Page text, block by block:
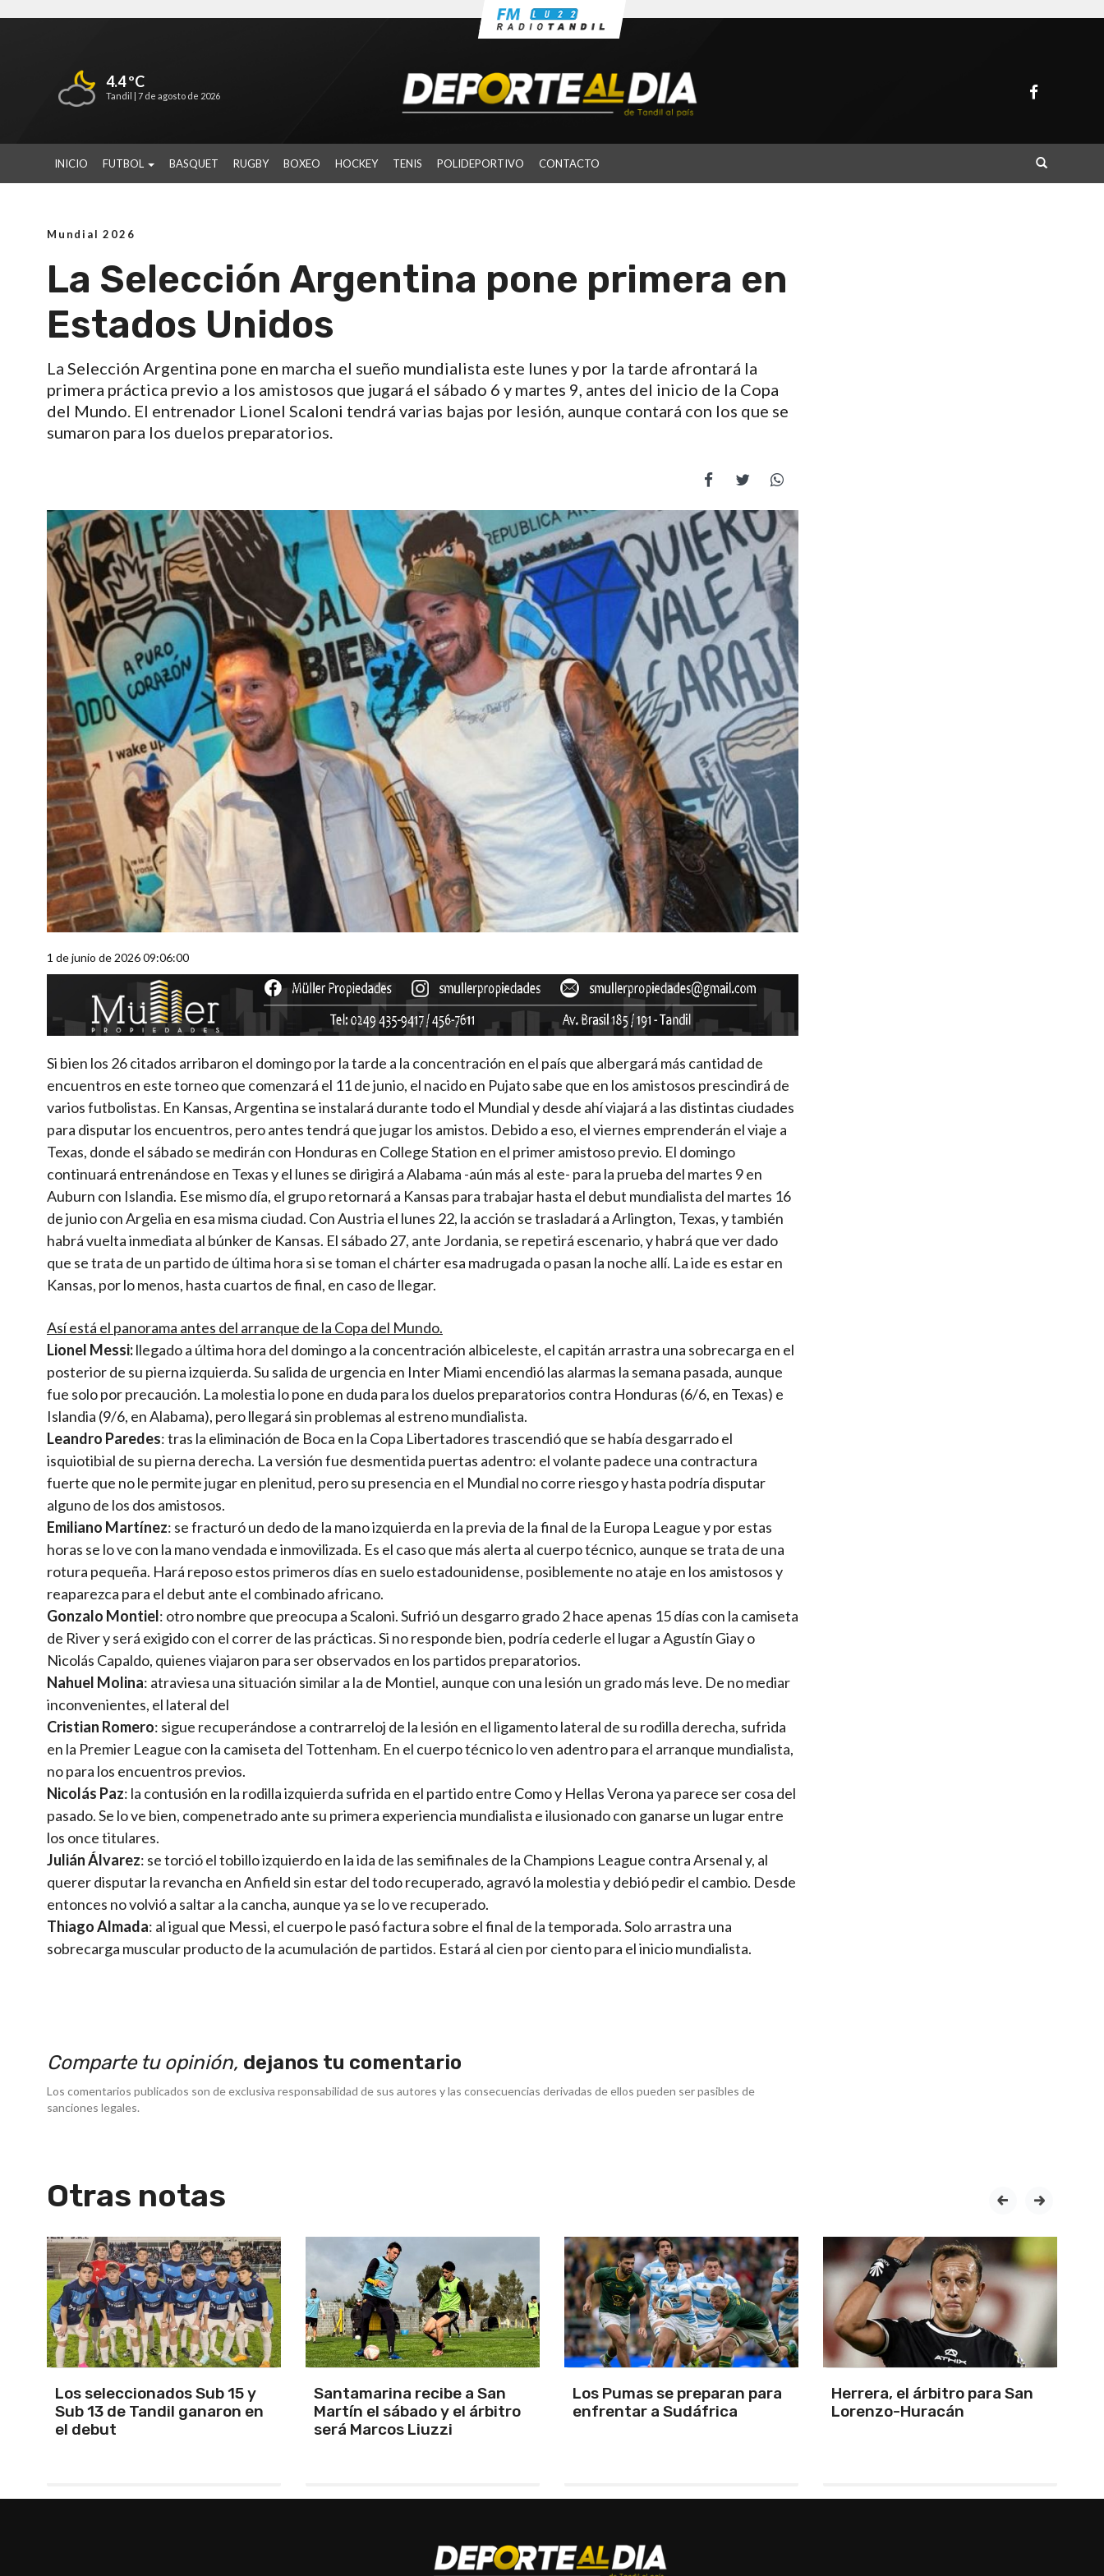
4.4 ºC
Tandil | 7 de agosto de 2026
INICIO FUTBOL BASQUET RUGBY BOXEO HOCKEY TENIS POLIDEPORTIVO CONTACTO
Mundial 2026
La Selección Argentina pone primera en
Estados Unidos
La Selección Argentina pone en marcha el sueño mundialista este lunes y por la tarde afrontará la
primera práctica previo a los amistosos que jugará el sábado 6 y martes 9, antes del inicio de la Copa
del Mundo. El entrenador Lionel Scaloni tendrá varias bajas por lesión, aunque contará con los que se
sumaron para los duelos preparatorios.
1 de junio de 2026 09:06:00
Si bien los 26 citados arribaron el domingo por la tarde a la concentración en el país que albergará más cantidad de
encuentros en este torneo que comenzará el 11 de junio, el nacido en Pujato sabe que en los amistosos prescindirá de
varios futbolistas. En Kansas, Argentina se instalará durante todo el Mundial y desde ahí viajará a las distintas ciudades
para disputar los encuentros, pero antes tendrá que jugar los amistos. Debido a eso, el viernes emprenderán el viaje a
Texas, donde el sábado se medirán con Honduras en College Station en el primer amistoso previo. El domingo
continuará entrenándose en Texas y el lunes se dirigirá a Alabama -aún más al este- para la prueba del martes 9 en
Auburn con Islandia. Ese mismo día, el grupo retornará a Kansas para trabajar hasta el debut mundialista del martes 16
de junio con Argelia en esa misma ciudad. Con Austria el lunes 22, la acción se trasladará a Arlington, Texas, y también
habrá vuelta inmediata al búnker de Kansas. El sábado 27, ante Jordania, se repetirá escenario, y habrá que ver dado
que se trata de un partido de última hora si se toman el chárter esa madrugada o pasan la noche allí. La ide es estar en
Kansas, por lo menos, hasta cuartos de final, en caso de llegar.
Así está el panorama antes del arranque de la Copa del Mundo.
Lionel Messi:llegado a última hora del domingo a la concentración albiceleste, el capitán arrastra una sobrecarga en el
posterior de su pierna izquierda. Su salida de urgencia en Inter Miami encendió las alarmas la semana pasada, aunque
fue solo por precaución. La molestia lo pone en duda para los duelos preparatorios contra Honduras (6/6, en Texas) e
Islandia (9/6, en Alabama), pero llegará sin problemas al estreno mundialista.
Leandro Paredes: tras la eliminación de Boca en la Copa Libertadores trascendió que se había desgarrado el
isquiotibial de su pierna derecha. La versión fue desmentida puertas adentro: el volante padece una contractura
fuerte que no le permite jugar en plenitud, pero su presencia en el Mundial no corre riesgo y hasta podría disputar
alguno de los dos amistosos.
Emiliano Martínez: se fracturó un dedo de la mano izquierda en la previa de la final de la Europa League y por estas
horas se lo ve con la mano vendada e inmovilizada. Es el caso que más alerta al cuerpo técnico, aunque se trata de una
rotura pequeña. Hará reposo estos primeros días en suelo estadounidense, posiblemente no ataje en los amistosos y
reaparezca para el debut ante el combinado africano.
Gonzalo Montiel: otro nombre que preocupa a Scaloni. Sufrió un desgarro grado 2 hace apenas 15 días con la camiseta
de River y será exigido con el correr de las prácticas. Si no responde bien, podría cederle el lugar a Agustín Giay o
Nicolás Capaldo, quienes viajaron para ser observados en los partidos preparatorios.
Nahuel Molina: atraviesa una situación similar a la de Montiel, aunque con una lesión un grado más leve. De no mediar
inconvenientes, el lateral del
Cristian Romero: sigue recuperándose a contrarreloj de la lesión en el ligamento lateral de su rodilla derecha, sufrida
en la Premier League con la camiseta del Tottenham. En el cuerpo técnico lo ven adentro para el arranque mundialista,
no para los encuentros previos.
Nicolás Paz: la contusión en la rodilla izquierda sufrida en el partido entre Como y Hellas Verona ya parece ser cosa del
pasado. Se lo ve bien, compenetrado ante su primera experiencia mundialista e ilusionado con ganarse un lugar entre
los once titulares.
Julián Álvarez: se torció el tobillo izquierdo en la ida de las semifinales de la Champions League contra Arsenal y, al
querer disputar la revancha en Anfield sin estar del todo recuperado, agravó la molestia y debió pedir el cambio. Desde
entonces no volvió a saltar a la cancha, aunque ya se lo ve recuperado.
Thiago Almada: al igual que Messi, el cuerpo le pasó factura sobre el final de la temporada. Solo arrastra una
sobrecarga muscular producto de la acumulación de partidos. Estará al cien por ciento para el inicio mundialista.
Comparte tu opinión, dejanos tu comentario
Los comentarios publicados son de exclusiva responsabilidad de sus autores y las consecuencias derivadas de ellos pueden ser pasibles de
sanciones legales.
Otras notas
Los seleccionados Sub 15 y
Sub 13 de Tandil ganaron en
el debut
Santamarina recibe a San
Martín el sábado y el árbitro
será Marcos Liuzzi
Los Pumas se preparan para
enfrentar a Sudáfrica
Herrera, el árbitro para San
Lorenzo-Huracán
prev next